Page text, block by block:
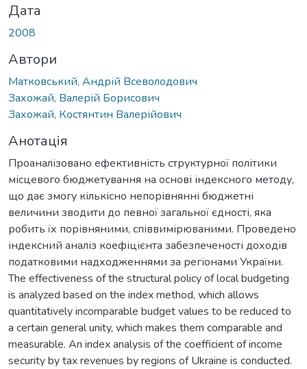
Дата
2008
Автори
Матковський, Андрій Всеволодович
Захожай, Валерій Борисович
Захожай, Костянтин Валерійович
Анотація
Проаналізовано ефективність структурної політики
місцевого бюджетування на основі індексного методу,
що дає змогу кількісно непорівнянні бюджетні
величини зводити до певної загальної єдності, яка
робить їх порівняними, співвимірюваними. Проведено
індексний аналіз коефіцієнта забезпеченості доходів
податковими надходженнями за регіонами України.
The effectiveness of the structural policy of local budgeting
is analyzed based on the index method, which allows
quantitatively incomparable budget values ​​to be reduced to
a certain general unity, which makes them comparable and
measurable. An index analysis of the coefficient of income
security by tax revenues by regions of Ukraine is conducted.